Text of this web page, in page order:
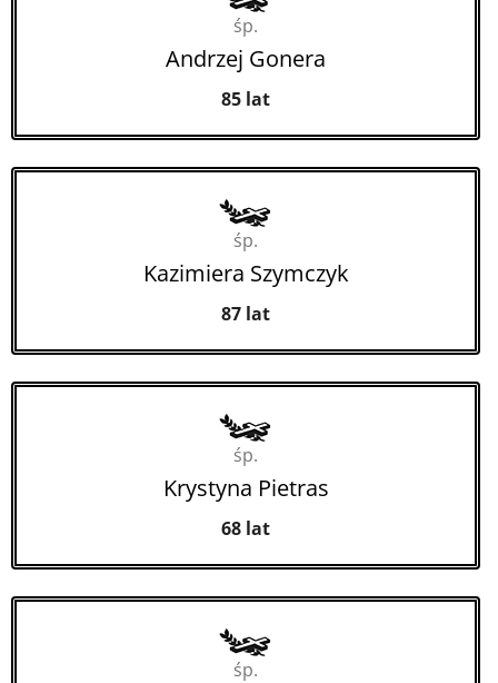
śp.
Andrzej Gonera
85 lat
śp.
Kazimiera Szymczyk
87 lat
śp.
Krystyna Pietras
68 lat
śp.